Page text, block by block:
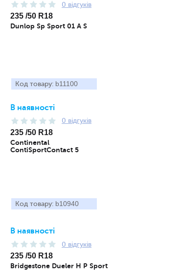
0 відгуків
235 /50 R18
Dunlop Sp Sport 01 A S
Код товару: b11100
В наявності
0 відгуків
235 /50 R18
Continental
ContiSportContact 5
Код товару: b10940
В наявності
0 відгуків
235 /50 R18
Bridgestone Dueler H P Sport